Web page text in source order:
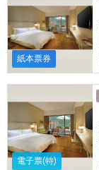
紙本票券
電子票(特)